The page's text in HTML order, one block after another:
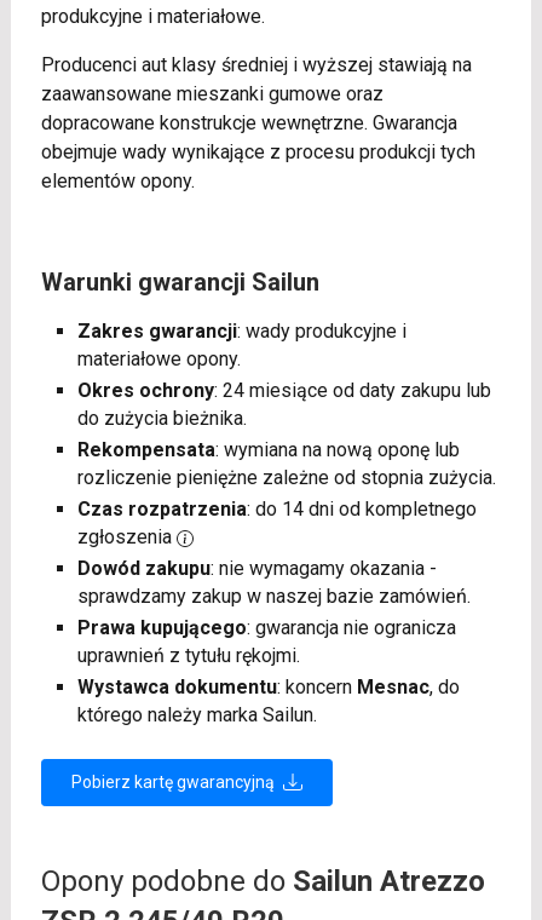
produkcyjne i materiałowe.
Producenci aut klasy średniej i wyższej stawiają na
zaawansowane mieszanki gumowe oraz
dopracowane konstrukcje wewnętrzne. Gwarancja
obejmuje wady wynikające z procesu produkcji tych
elementów opony.
Warunki gwarancji Sailun
Zakres gwarancji: wady produkcyjne i
materiałowe opony.
Okres ochrony: 24 miesiące od daty zakupu lub
do zużycia bieżnika.
Rekompensata: wymiana na nową oponę lub
rozliczenie pieniężne zależne od stopnia zużycia.
Czas rozpatrzenia: do 14 dni od kompletnego
zgłoszenia
Dowód zakupu: nie wymagamy okazania -
sprawdzamy zakup w naszej bazie zamówień.
Prawa kupującego: gwarancja nie ogranicza
uprawnień z tytułu rękojmi.
Wystawca dokumentu: koncern Mesnac, do
którego należy marka Sailun.
Pobierz kartę gwarancyjną
Opony podobne do Sailun Atrezzo